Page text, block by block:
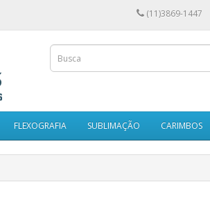
(11)3869-1447
FLEXOGRAFIA SUBLIMAÇÃO CARIMBOS